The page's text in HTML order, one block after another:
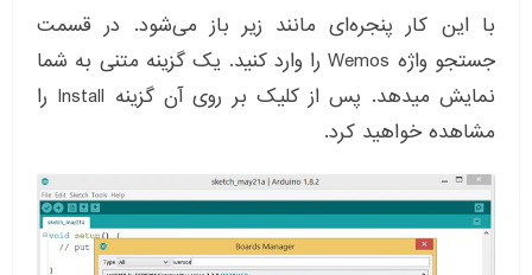
با این کار پنجره‌ای مانند زیر باز می‌شود. در قسمت
جستجو واژه Wemos را وارد کنید. یک گزینه متنی به شما
نمایش میدهد. پس از کلیک بر روی آن گزینه Install را
مشاهده خواهید کرد.